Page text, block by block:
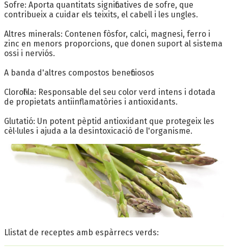
Sofre: Aporta quantitats significatives de sofre, que
contribueix a cuidar els teixits, el cabell i les ungles.
Altres minerals: Contenen fòsfor, calci, magnesi, ferro i
zinc en menors proporcions, que donen suport al sistema
ossi i nerviós.
A banda d'altres compostos beneficiosos
Clorofil·la: Responsable del seu color verd intens i dotada
de propietats antiinflamatòries i antioxidants.
Glutatió: Un potent pèptid antioxidant que protegeix les
cèl·lules i ajuda a la desintoxicació de l'organisme.
Llistat de receptes amb espàrrecs verds: